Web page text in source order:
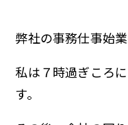
弊社の事務仕事始
私は７時過ぎころ
す。